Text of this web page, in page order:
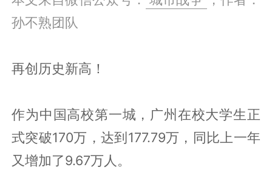
孙不熟团队
再创历史新高！
作为中国高校第一城，广州在校大学生正
式突破170万，达到177.79万，同比上一年
又增加了9.67万人。